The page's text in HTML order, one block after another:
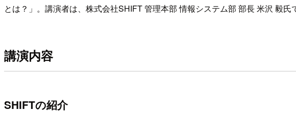
とは？」。講演者は、株式会社SHIFT 管理本部 情報システム部 部長 米沢 毅氏
講演内容
SHIFTの紹介